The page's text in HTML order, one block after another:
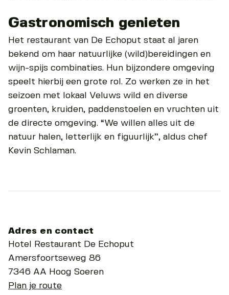
Gastronomisch genieten
Het restaurant van De Echoput staat al jaren
bekend om haar natuurlijke (wild)bereidingen en
wijn-spijs combinaties. Hun bijzondere omgeving
speelt hierbij een grote rol. Zo werken ze in het
seizoen met lokaal Veluws wild en diverse
groenten, kruiden, paddenstoelen en vruchten uit
de directe omgeving. “We willen alles uit de
natuur halen, letterlijk en figuurlijk”, aldus chef
Kevin Schlaman.
Adres en contact
Hotel Restaurant De Echoput
Amersfoortseweg 86
7346 AA Hoog Soeren
Plan je route